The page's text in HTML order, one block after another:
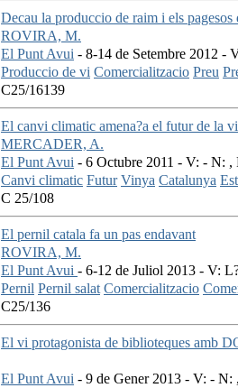
Decau la produccio de raim i els pagesos
ROVIRA, M.
El Punt Avui - 8-14 de Setembre 2012 -
Produccio de vi Comercialitzacio Preu
C25/16139
El canvi climatic amena?a el futur de la
MERCADER, A.
El Punt Avui - 6 Octubre 2011 - V: - N: ,
Canvi climatic Futur Vinya Catalunya
C 25/108
El pernil catala fa un pas endavant
ROVIRA, M.
El Punt Avui - 6-12 de Juliol 2013 - V:
Pernil Pernil salat Comercialitzacio
C25/136
El vi protagonista de biblioteques amb
El Punt Avui - 9 de Gener 2013 - V: - N: